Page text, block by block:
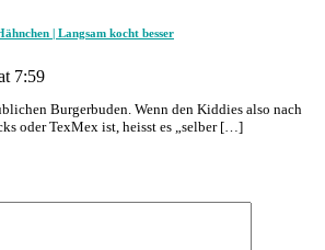
| Langsam kocht besser
7:59
Burgerbuden. Wenn den Kiddies also nach
oder TexMex ist, heisst es „selber […]